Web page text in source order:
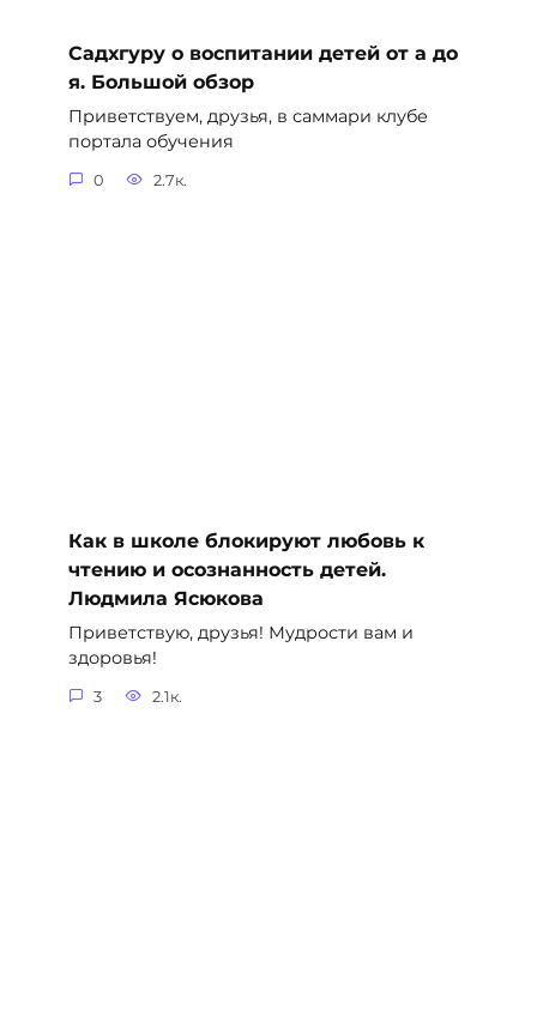
Садхгуру о воспитании детей от а до
я. Большой обзор
Приветствуем, друзья, в саммари клубе
портала обучения
0 2.7к.
Как в школе блокируют любовь к
чтению и осознанность детей.
Людмила Ясюкова
Приветствую, друзья! Мудрости вам и
здоровья!
3 2.1к.